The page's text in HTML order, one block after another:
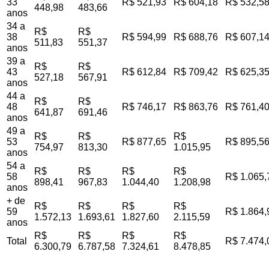
33
anos
448,98
483,66
R$ 521,93 R$ 604,18 R$ 532,58
34 a
38
anos
R$
511,83
R$
551,37
R$ 594,99 R$ 688,76 R$ 607,14
39 a
43
anos
R$
527,18
R$
567,91
R$ 612,84 R$ 709,42 R$ 625,35
44 a
48
anos
R$
641,87
R$
691,46
R$ 746,17 R$ 863,76 R$ 761,40
49 a
53
anos
R$
754,97
R$
813,30
R$ 877,65
R$
1.015,95
R$ 895,56
54 a
58
anos
R$
898,41
R$
967,83
R$
1.044,40
R$
1.208,98
R$
+ de
59
anos
R$
1.572,13
R$
1.693,61
R$
1.827,60
R$
2.115,59
R$
Total
R$
6.300,79
R$
6.787,58
R$
7.324,61
R$
8.478,85
R$